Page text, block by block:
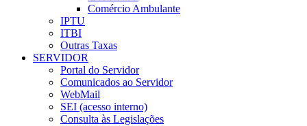
Comércio Ambulante
IPTU
ITBI
Outras Taxas
SERVIDOR
Portal do Servidor
Comunicados ao Servidor
WebMail
SEI (acesso interno)
Consulta às Legislações